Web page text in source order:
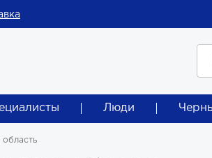
Люди
область